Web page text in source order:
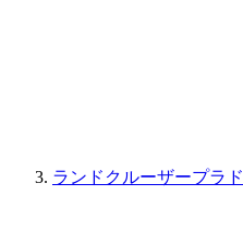
ランドクルーザープラド